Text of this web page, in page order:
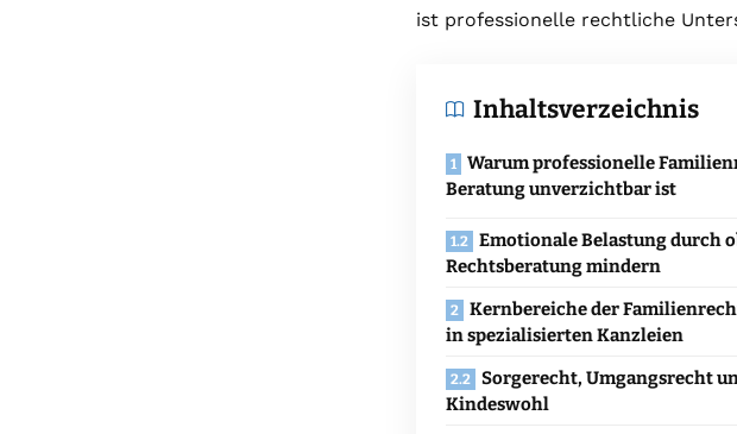
ist professionelle rechtliche
Inhaltsverzeichnis
Warum professionelle
Beratung unverzichtbar ist
Emotionale Belastung durch
Rechtsberatung mindern
Kernbereiche der
in spezialisierten Kanzleien
Sorgerecht, Umgangsrecht
Kindeswohl